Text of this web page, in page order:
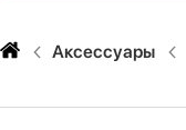
Аксессуары